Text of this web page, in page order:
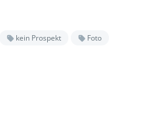
kein Prospekt
Foto